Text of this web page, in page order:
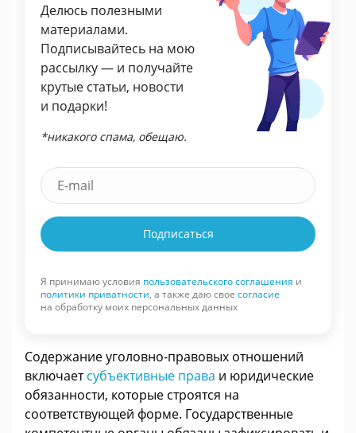
Делюсь полезными
материалами.
Подписывайтесь на мою
рассылку — и получайте
крутые статьи, новости
и подарки!
*никакого спама, обещаю.
Подписаться
Я принимаю условия пользовательского соглашения и
политики приватности, а также даю свое согласие
на обработку моих персональных данных
Содержание уголовно-правовых отношений
включаетсубъективные права и юридические
обязанности, которые строятся на
соответствующей форме. Государственные